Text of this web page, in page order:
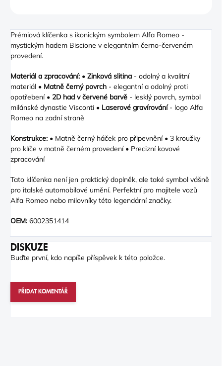
Prémiová klíčenka s ikonickým symbolem Alfa Romeo -
mystickým hadem Biscione v elegantním černo-červeném
provedení.
Materiál a zpracování: • Zinková slitina - odolný a kvalitní
materiál • Matně černý povrch - elegantní a odolný proti
opotřebení • 2D had v červené barvě - lesklý povrch, symbol
milánské dynastie Visconti • Laserové gravírování- logo Alfa
Romeo na zadní straně
Konstrukce: • Matně černý háček pro připevnění • 3 kroužky
pro klíče v matně černém provedení • Precizní kovové
zpracování
Tato klíčenka není jen praktický doplněk, ale také symbol vášně
pro italské automobilové umění. Perfektní pro majitele vozů
Alfa Romeo nebo milovníky této legendární značky.
OEM: 6002351414
DISKUZE
Buďte první, kdo napíše příspěvek k této položce.
PŘIDAT KOMENTÁŘ